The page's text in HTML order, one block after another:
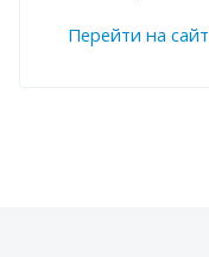
Перейти на сайт